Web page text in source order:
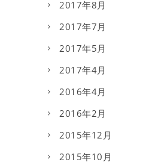
2017年8月
2017年7月
2017年5月
2017年4月
2016年4月
2016年2月
2015年12月
2015年10月